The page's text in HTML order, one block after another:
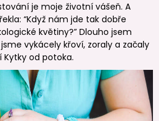
je moje životní vášeň. A
“Když nám jde tak dobře
květiny?” Dlouho jsem
vykácely křoví, zoraly a začaly
od potoka.